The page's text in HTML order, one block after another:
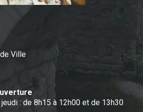
Ville
: de 8h15 à 12h00 et de 13h30